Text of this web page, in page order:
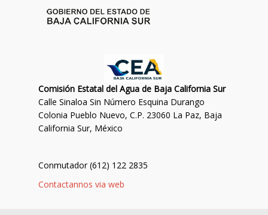
Comisión Estatal del Agua de Baja California Sur
Calle Sinaloa Sin Número Esquina Durango
Colonia Pueblo Nuevo, C.P. 23060 La Paz, Baja
California Sur, México
Conmutador (612) 122 2835
Contactannos via web